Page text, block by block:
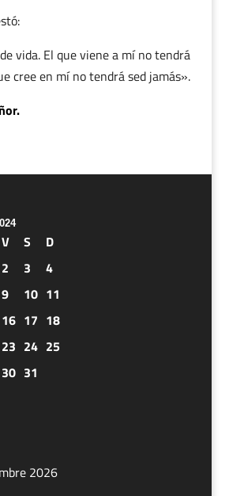
vida. El que viene a mí no tendrá
cree en mí no tendrá sed jamás».
V S
D
2 3
4
9 10 11
16 17 18
23 24 25
30 31
2026